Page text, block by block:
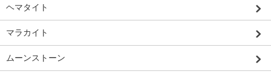
ヘマタイト
マラカイト
ムーンストーン